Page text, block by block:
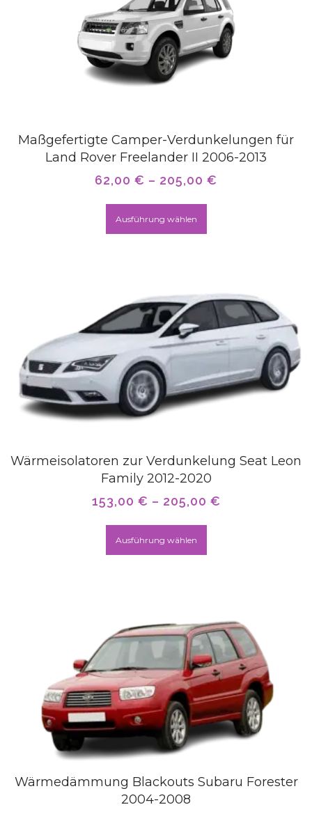
Maßgefertigte Camper-Verdunkelungen für
Land Rover Freelander II 2006-2013
62,00 € – 205,00 €
Ausführung wählen
Wärmeisolatoren zur Verdunkelung Seat Leon
Family 2012-2020
153,00 € – 205,00 €
Ausführung wählen
Wärmedämmung Blackouts Subaru Forester
2004-2008